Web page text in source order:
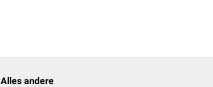
Alles andere